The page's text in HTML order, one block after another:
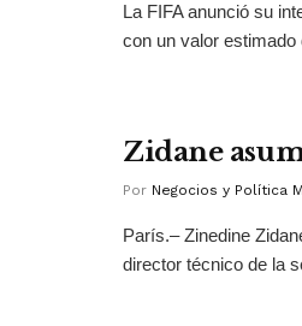
La FIFA anunció su
con un valor estimado
Zidane
Por Negocios y Política
París.– Zinedine
director técnico de la